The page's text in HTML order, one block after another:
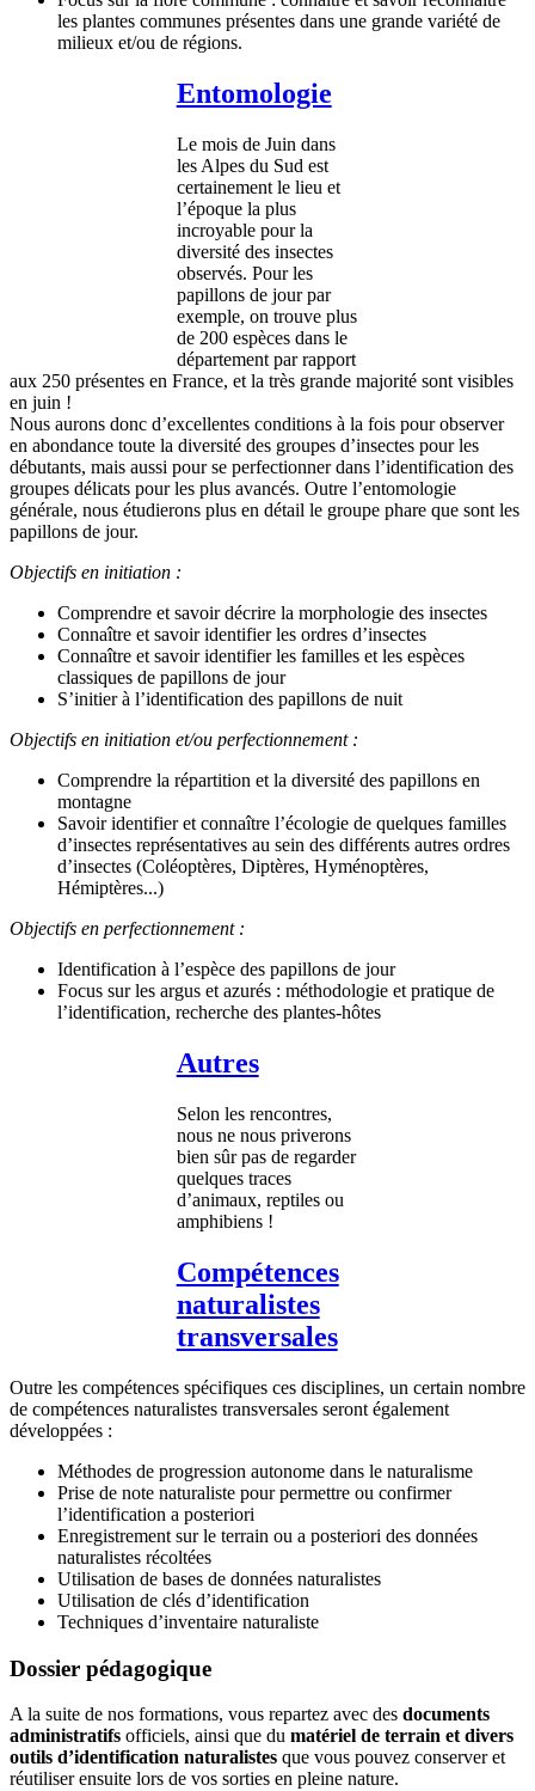
les plantes communes présentes dans une grande variété de
milieux et/ou de régions.
Entomologie
Le mois de Juin dans
les Alpes du Sud est
certainement le lieu et
l’époque la plus
incroyable pour la
diversité des insectes
observés. Pour les
papillons de jour par
exemple, on trouve plus
de 200 espèces dans le
département par rapport
aux 250 présentes en France, et la très grande majorité sont visibles
en juin !
Nous aurons donc d’excellentes conditions à la fois pour observer
en abondance toute la diversité des groupes d’insectes pour les
débutants, mais aussi pour se perfectionner dans l’identification des
groupes délicats pour les plus avancés. Outre l’entomologie
générale, nous étudierons plus en détail le groupe phare que sont les
papillons de jour.
Objectifs en initiation :
Comprendre et savoir décrire la morphologie des insectes
Connaître et savoir identifier les ordres d’insectes
Connaître et savoir identifier les familles et les espèces
classiques de papillons de jour
S’initier à l’identification des papillons de nuit
Objectifs en initiation et/ou perfectionnement :
Comprendre la répartition et la diversité des papillons en
montagne
Savoir identifier et connaître l’écologie de quelques familles
d’insectes représentatives au sein des différents autres ordres
d’insectes (Coléoptères, Diptères, Hyménoptères,
Hémiptères...)
Objectifs en perfectionnement :
Identification à l’espèce des papillons de jour
Focus sur les argus et azurés : méthodologie et pratique de
l’identification, recherche des plantes-hôtes
Autres
Selon les rencontres,
nous ne nous priverons
bien sûr pas de regarder
quelques traces
d’animaux, reptiles ou
amphibiens !
Compétences
naturalistes
transversales
Outre les compétences spécifiques ces disciplines, un certain nombre
de compétences naturalistes transversales seront également
développées :
Méthodes de progression autonome dans le naturalisme
Prise de note naturaliste pour permettre ou confirmer
l’identification a posteriori
Enregistrement sur le terrain ou a posteriori des données
naturalistes récoltées
Utilisation de bases de données naturalistes
Utilisation de clés d’identification
Techniques d’inventaire naturaliste
Dossier pédagogique
A la suite de nos formations, vous repartez avec des documents
administratifs officiels, ainsi que du matériel de terrain et divers
outils d’identification naturalistes que vous pouvez conserver et
réutiliser ensuite lors de vos sorties en pleine nature.